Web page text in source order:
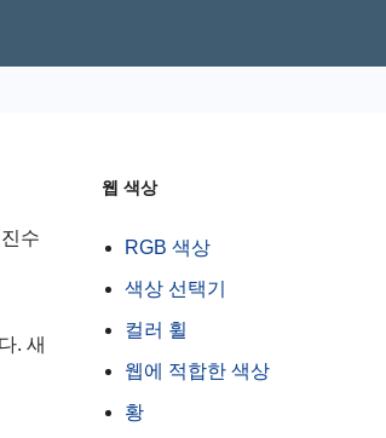
수
. 새
웹 색상
RGB 색상
색상 선택기
컬러 휠
웹에 적합한 색상
황